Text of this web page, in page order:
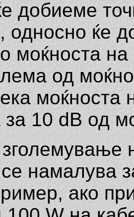
добиеме
односно ќе
моќноста
од
моќноста
за 10 dB од
намалува
ако